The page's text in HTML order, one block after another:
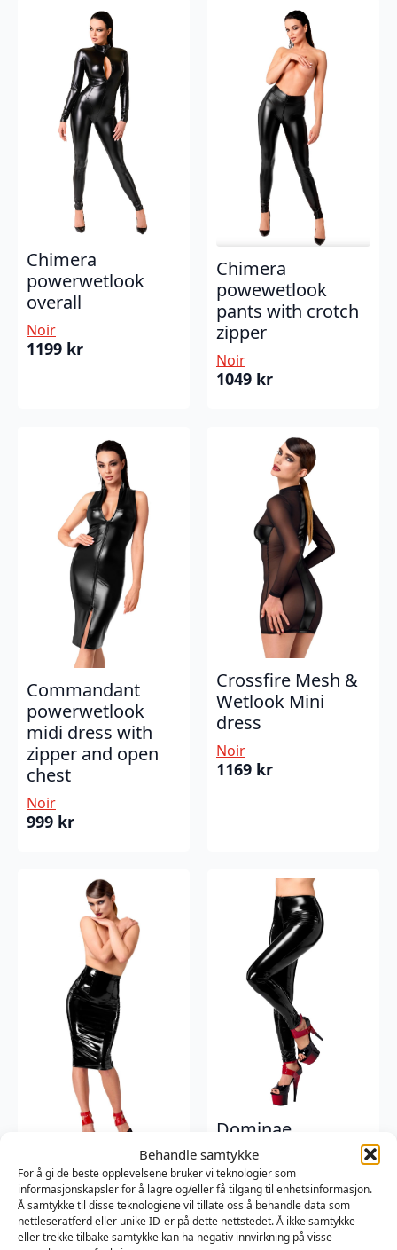
Behandle samtykke
For å gi de beste opplevelsene bruker vi teknologier som
informasjonskapsler for å lagre og/eller få tilgang til enhetsinformasjon.
Å samtykke til disse teknologiene vil tillate oss å behandle data som
nettleseratferd eller unike ID-er på dette nettstedet. Å ikke samtykke
eller trekke tilbake samtykke kan ha negativ innvirkning på visse
Chimera
powerwetlook
overall
Noir
1199 kr
Chimera
powewetlook
pants with crotch
zipper
Noir
1049 kr
Commandant
powerwetlook
midi dress with
zipper and open
chest
Noir
999 kr
Crossfire Mesh &
Wetlook Mini
dress
Noir
1169 kr
Dominae Column
PVC pencil skirt
Noir
1169kr
Dominae
Skinslave PVC
Leggins
Noir
1199kr